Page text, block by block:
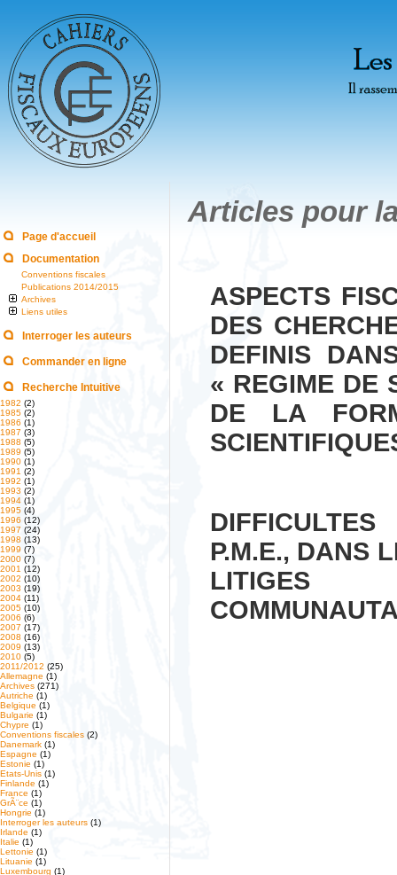
Page d'accueil
Documentation
Conventions fiscales
Publications 2014/2015
Archives
Liens utiles
Interroger les auteurs
Commander en ligne
Recherche Intuitive
1982 (2)
1985 (2)
1986 (1)
1987 (3)
1988 (5)
1989 (5)
1990 (1)
1991 (2)
1992 (1)
1993 (2)
1994 (1)
1995 (4)
1996 (12)
1997 (24)
1998 (13)
1999 (7)
2000 (7)
2001 (12)
2002 (10)
2003 (19)
2004 (11)
2005 (10)
2006 (6)
2007 (17)
2008 (16)
2009 (13)
2010 (5)
2011/2012 (25)
Allemagne (1)
Archives (271)
Autriche (1)
Belgique (1)
Bulgarie (1)
Chypre (1)
Conventions fiscales (2)
Danemark (1)
Espagne (1)
Estonie (1)
Etats-Unis (1)
Finlande (1)
France (1)
GrÃ¨ce (1)
Hongrie (1)
Interroger les auteurs (1)
Irlande (1)
Italie (1)
Lettonie (1)
Lituanie (1)
Luxembourg (1)
Articles pour
ASPECTS
DES
DEFINIS
« REGIME DE
DE LA
P.M.E., DANS
LITIGES